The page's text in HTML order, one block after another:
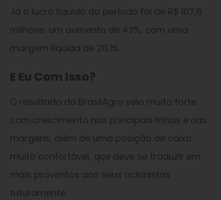
Já o lucro líquido do período foi de R$ 107,8
milhões, um aumento de 43%, com uma
margem líquida de 20,1%.
E Eu Com Isso?
O resultado da BrasilAgro veio muito forte,
com crescimento nas principais linhas e nas
margens, além de uma posição de caixa
muito confortável, que deve se traduzir em
mais proventos aos seus acionistas
futuramente.